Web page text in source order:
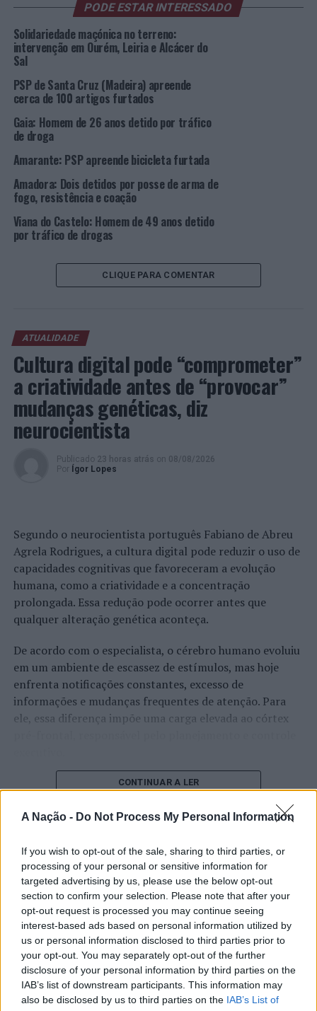
A Nação - Do Not Process My Personal Information
If you wish to opt-out of the sale, sharing to third parties, or
processing of your personal or sensitive information for
targeted advertising by us, please use the below opt-out
section to confirm your selection. Please note that after your
opt-out request is processed you may continue seeing
interest-based ads based on personal information utilized by
us or personal information disclosed to third parties prior to
your opt-out. You may separately opt-out of the further
disclosure of your personal information by third parties on the
IAB’s list of downstream participants. This information may
also be disclosed by us to third parties on the IAB’s List of
identificação/localização por parte das autoridades.
Na sequência desta operação, foi apreendido cerca de
3000€ em numerário, várias peças em ouro, algumas
coleção e a viatura em que se faziam transportar.
Amanhã, as detidas irão ser presentes a primeiro
interrogatório judicial para aplicação das medidas de
coação.
A PSP considera “que com estas operações policiais, o
Comando Distrital de Leiria demonstra continuar a
dificultar a atividade criminosa de quem se dedica às
mais diversas tipologias criminais, procurando, com esta
tranquilidade pública”, sublinha em comunicado.
TÓPICOS RELACIONADOS:
PRÓXIMO
Pedro Sequeira reeleito Presidente da Confederação de
Treinadores de Portugal
NÃO PERCA
PODE ESTAR INTERESSADO
Solidariedade maçónica no terreno:
intervenção em Ourém, Leiria e Alcácer do
Sal
PSP de Santa Cruz (Madeira) apreende
cerca de 100 artigos furtados
Gaia: Homem de 26 anos detido por tráfico
de droga
Amarante: PSP apreende bicicleta furtada
Amadora: Dois detidos por posse de arma de
fogo, resistência e coação
Viana do Castelo: Homem de 49 anos detido
por tráfico de drogas
CLIQUE PARA COMENTAR
ATUALIDADE
Cultura digital pode “comprometer”
a criatividade antes de “provocar”
mudanças genéticas, diz
neurocientista
Publicado 23 horas atrás on 08/08/2026
Por
Ígor Lopes
Segundo o neurocientista português Fabiano de Abreu
Agrela Rodrigues, a cultura digital pode reduzir o uso de
capacidades cognitivas que favoreceram a evolução
humana, como a criatividade e a concentração
prolongada. Essa redução pode ocorrer antes que
qualquer alteração genética aconteça.
De acordo com o especialista, o cérebro humano evoluiu
em um ambiente de escassez de estímulos, mas hoje
enfrenta notificações constantes, excesso de
informações e mudanças frequentes de atenção. Para
ele, essa diferença impõe uma carga elevada ao córtex
O pesquisador afirma que plataformas digitais também
cérebro, favorecendo a fadiga mental, a dificuldade de
tarefas inacabadas permanecem ativas na memória e
aumentam a sensação de sobrecarga, enquanto o stress
prolongado pode elevar os níveis de cortisol e
prejudicar o desempenho cognitivo.
Fabiano de Abreu Agrela Rodrigues ressalta que não há
evidências de que o ambiente digital provoque mudanças
genéticas na espécie humana. A adaptação observada,
afirma, ocorre por meio da neuroplasticidade, processo
pelo qual os circuitos neurais se reorganizam em
CONTINUAR A LER
ATUALIDADE
“Millennium Estoril Open 2026”
regressou ao circuito ATP com
vitória do francês Luca Van Assche
Publicado 2 dias atrás on 07/08/2026
Por Ígor Lopes